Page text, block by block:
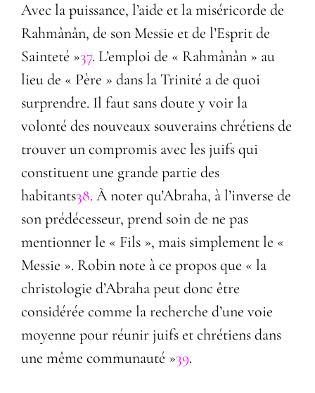
Avec la puissance, l’aide et la miséricorde de
Rahmânân, de son Messie et de l’Esprit de
Sainteté »37. L’emploi de « Rahmânân » au
lieu de « Père » dans la Trinité a de quoi
surprendre. Il faut sans doute y voir la
volonté des nouveaux souverains chrétiens de
trouver un compromis avec les juifs qui
constituent une grande partie des
habitants38. À noter qu’Abraha, à l’inverse de
son prédécesseur, prend soin de ne pas
mentionner le « Fils », mais simplement le «
Messie ». Robin note à ce propos que « la
christologie d’Abraha peut donc être
considérée comme la recherche d’une voie
moyenne pour réunir juifs et chrétiens dans
une même communauté »39.